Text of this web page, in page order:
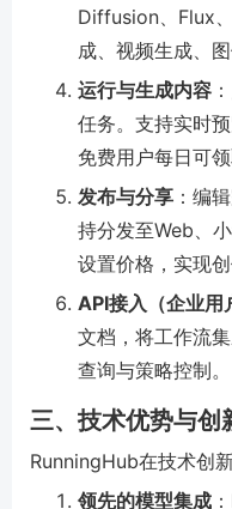
Diffusion、Flux
成、视频生成、
运行与生成内容
任务。支持实时
免费用户每日可
发布与分享 ：编
持分发至Web、
设置价格，实现创
API接入（企业用
文档，将工作流
查询与策略控制。
三、技术优势与创
RunningHub在技术创
领先的模型集成